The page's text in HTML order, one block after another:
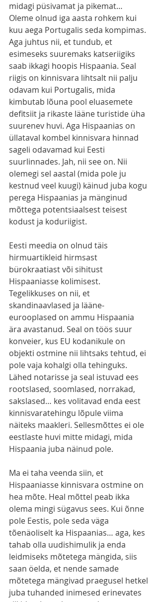
midagi püsivamat ja pikemat…
Oleme olnud iga aasta rohkem kui
kuu aega Portugalis seda kompimas.
Aga juhtus nii, et tundub, et
esimeseks suuremaks katseriigiks
saab ikkagi hoopis Hispaania. Seal
riigis on kinnisvara lihtsalt nii palju
odavam kui Portugalis, mida
kimbutab lõuna pool eluasemete
defitsiit ja rikaste lääne turistide üha
suurenev huvi. Aga Hispaanias on
üllataval kombel kinnisvara hinnad
sageli odavamad kui Eesti
suurlinnades. Jah, nii see on. Nii
olemegi sel aastal (mida pole ju
kestnud veel kuugi) käinud juba kogu
perega Hispaanias ja mänginud
mõttega potentsiaalsest teisest
kodust ja koduriigist.
Eesti meedia on olnud täis
hirmuartikleid hirmsast
bürokraatiast või sihitust
Hispaaniasse kolimisest.
Tegelikkuses on nii, et
skandinaavlased ja lääne-
eurooplased on ammu Hispaania
ära avastanud. Seal on töös suur
konveier, kus EU kodanikule on
objekti ostmine nii lihtsaks tehtud, ei
pole vaja kohalgi olla tehinguks.
Lähed notarisse ja seal istuvad ees
rootslased, soomlased, norrakad,
sakslased… kes volitavad enda eest
kinnisvaratehingu lõpule viima
näiteks maakleri. Sellesmõttes ei ole
eestlaste huvi mitte midagi, mida
Hispaania juba näinud pole.
Ma ei taha veenda siin, et
Hispaaniasse kinnisvara ostmine on
hea mõte. Heal mõttel peab ikka
olema mingi sügavus sees. Kui õnne
pole Eestis, pole seda väga
tõenäoliselt ka Hispaanias… aga, kes
tahab olla uudishimulik ja enda
leidmiseks mõtetega mängida, siis
saan öelda, et nende samade
mõtetega mängivad praegusel hetkel
juba tuhanded inimesed erinevates